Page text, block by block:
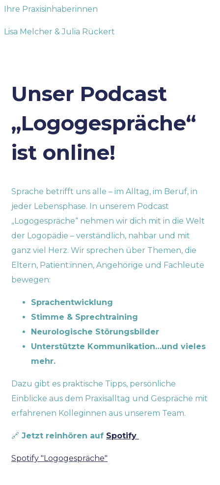
Ihre Praxisinhaberinnen
Lisa Melcher & Julia Rückert
Unser Podcast
„Logogespräche“
ist online!
Sprache betrifft uns alle – im Alltag, im Beruf, in
jeder Lebensphase. In unserem Podcast
„Logogespräche“ nehmen wir dich mit in die Welt
der Logopädie – verständlich, nahbar und mit
ganz viel Herz. Wir sprechen über Themen, die
Eltern, Patient:innen, Angehörige und Fachleute
bewegen:
Sprachentwicklung
Stimme & Sprechtraining
Neurologische Störungsbilder
Unterstützte Kommunikation…und vieles
mehr.
Dazu gibt es praktische Tipps, persönliche
Einblicke aus dem Praxisalltag und Gespräche mit
erfahrenen Kolleginnen aus unserem Team.
🔗 Jetzt reinhören auf Spotify
Spotify "Logogespräche"